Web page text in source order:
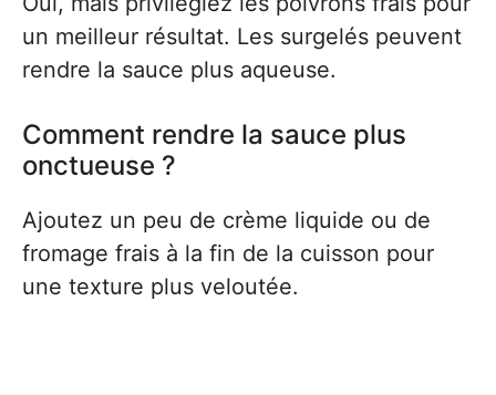
un meilleur résultat. Les surgelés peuvent
rendre la sauce plus aqueuse.
Comment rendre la sauce plus
onctueuse ?
Ajoutez un peu de crème liquide ou de
fromage frais à la fin de la cuisson pour
une texture plus veloutée.